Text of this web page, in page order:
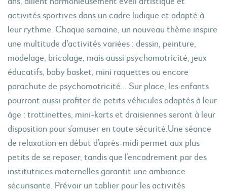
activités sportives dans un cadre ludique et adapté à
leur rythme. Chaque semaine, un nouveau thème inspire
une multitude d'activités variées : dessin, peinture,
modelage, bricolage, mais aussi psychomotricité, jeux
éducatifs, baby basket, mini raquettes ou encore
parachute de psychomotricité... Sur place, les enfants
pourront aussi profiter de petits véhicules adaptés à leur
âge : trottinettes, mini-karts et draisiennes seront à leur
disposition pour s’amuser en toute sécurité.Une séance
de relaxation en début d’après-midi permet aux plus
petits de se reposer, tandis que l’encadrement par des
institutrices maternelles garantit une ambiance
sécurisante. Prévoir un tablier pour les activités